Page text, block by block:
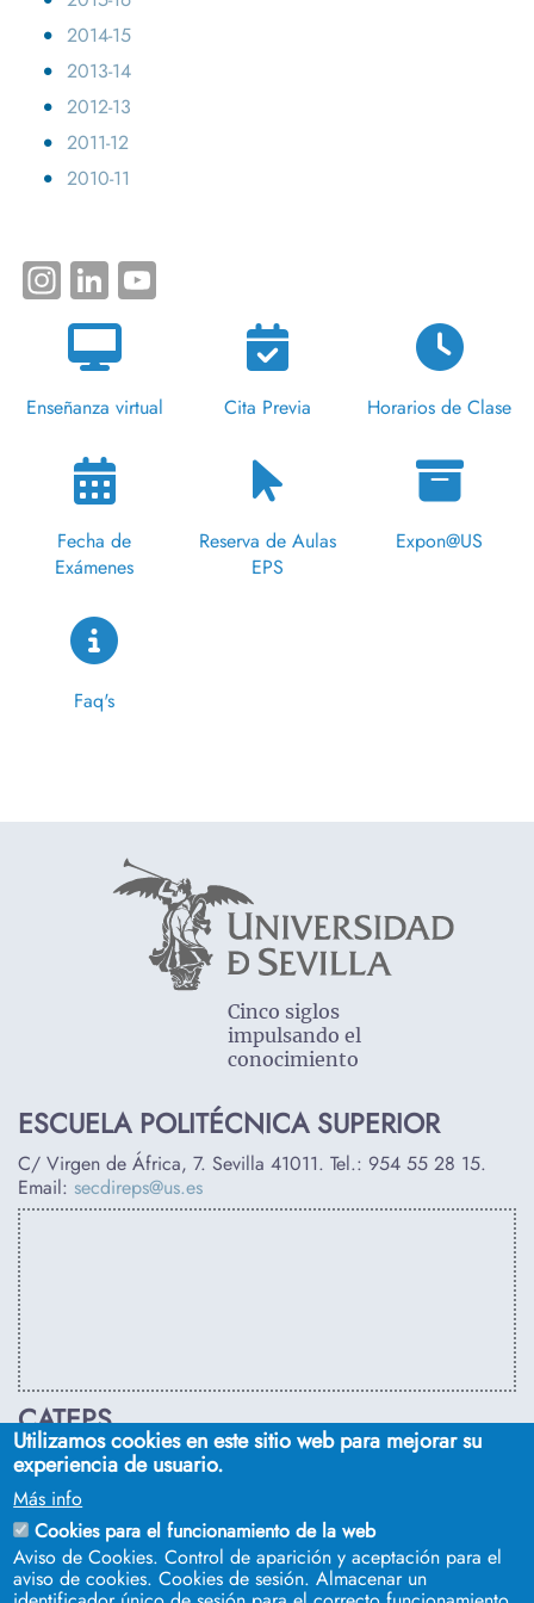
2014-15
2013-14
2012-13
2011-12
2010-11
Instagram
LinkedIn
Enseñanza virtual Cita Previa Horarios de Clase
Fecha de
Exámenes
Reserva de Aulas
EPS
Expon@US
Faq's
Cinco siglos
impulsando el
conocimiento
ESCUELA POLITÉCNICA SUPERIOR
C/ Virgen de África, 7. Sevilla 41011. Tel.: 954 55 28 15.
Email: secdireps@us.es
CATEPS
C/ Euclides, s/n. Sevilla 41092. Tel.: 955 42 03 53
secdireps@us.es
Utilizamos cookies en este sitio web para mejorar su
experiencia de usuario.
Más info
Cookies para el funcionamiento de la web
Aviso de Cookies. Control de aparición y aceptación para el
aviso de cookies. Cookies de sesión. Almacenar un